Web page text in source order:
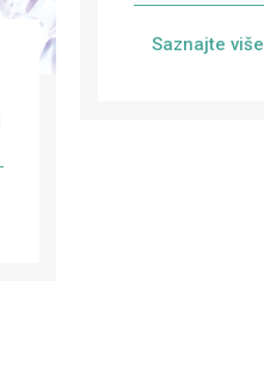
Saznajte više